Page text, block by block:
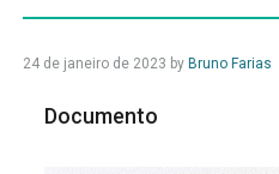
24 de janeiro de 2023 by Bruno Farias
Documento